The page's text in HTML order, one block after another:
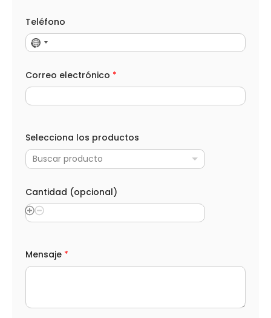
Teléfono
Correo electrónico *
e
c
r
n
c
o
p
l
d
Selecciona los productos
Buscar producto
Cantidad (opcional)
Mensaje *